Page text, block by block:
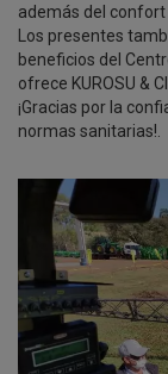
además del confort
Los presentes
beneficios del
ofrece KUROSU &
¡Gracias por la
normas sanitarias!.